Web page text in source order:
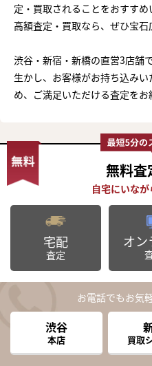
定・買取されることをおすす
高額査定・買取なら、ぜひ宝石
渋谷・新宿・新橋の直営3店舗
生かし、お客様がお持ち込み
め、ご満足いただける査定をお
無料査
宅配
査定
オン
お電話でもお気
渋谷
本店 買取